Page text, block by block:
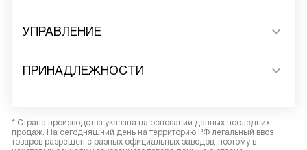
УПРАВЛЕНИЕ
ПРИНАДЛЕЖНОСТИ
* Страна производства указана на основании данных последних
продаж. На сегодняшний день на территорию РФ легальный ввоз
товаров разрешен с разных официальных заводов, поэтому в